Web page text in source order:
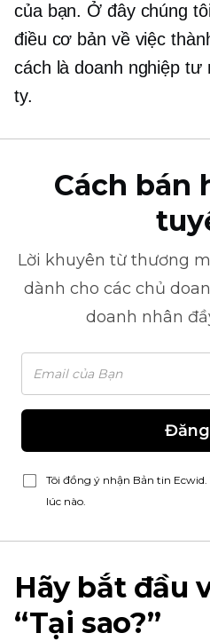
của bạn. Ở đây chúng
điều cơ bản về việc
cách là doanh nghiệp tư
ty.
Cách bán
Lời khuyên từ thương
dành cho các chủ
doanh nhân
Tôi đồng ý nhận Bản tin
lúc nào.
Hãy bắt đầu
“Tại sao?”